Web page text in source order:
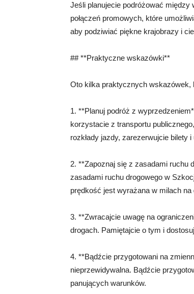
Jeśli planujecie podróżować
połączeń promowych, które
aby podziwiać piękne krajobrazy i
## **Praktyczne wskazówki**
Oto kilka praktycznych wskazówek,
1. **Planuj podróż z
korzystacie z transportu
rozkłady jazdy, zarezerwujcie bilety
2. **Zapoznaj się z zasadami ruchu
zasadami ruchu drogowego w
prędkość jest wyrażana w milach na
3. **Zwracajcie uwagę na
drogach. Pamiętajcie o tym i
4. **Bądźcie przygotowani na
nieprzewidywalna. Bądźcie
panujących warunków.